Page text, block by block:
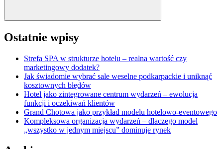
Ostatnie wpisy
Strefa SPA w strukturze hotelu – realna wartość czy
marketingowy dodatek?
Jak świadomie wybrać sale weselne podkarpackie i uniknąć
kosztownych błędów
Hotel jako zintegrowane centrum wydarzeń – ewolucja
funkcji i oczekiwań klientów
Grand Chotowa jako przykład modelu hotelowo-eventowego
Kompleksowa organizacja wydarzeń – dlaczego model
„wszystko w jednym miejscu” dominuje rynek